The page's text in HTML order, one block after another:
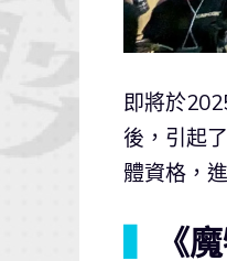
即將於
後，引起
體資格，
《